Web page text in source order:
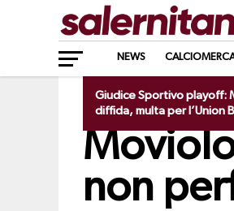
NEWS
NEWS
non
Giudice Sportivo playoff:
diffida, multa per l’Union